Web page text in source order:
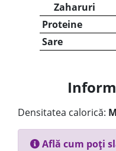
Zaharuri
Proteine
Sare
Densitatea calorică:
Află cum poți